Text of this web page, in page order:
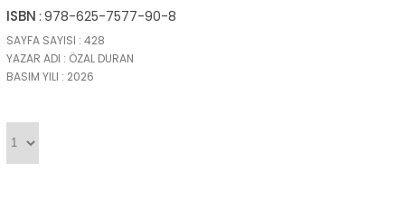
ISBN : 978-625-7577-90-8
SAYFA SAYISI : 428
YAZAR ADI : ÖZAL DURAN
BASIM YILI : 2026